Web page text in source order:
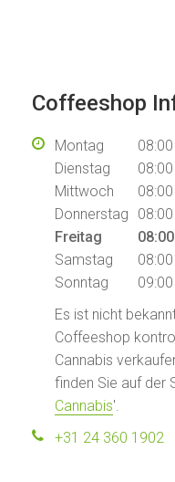
Coffeeshop
Montag
Dienstag
Mittwoch
Donnerstag
Freitag
Samstag
Sonntag
Es ist nicht
Coffeeshop
Cannabis
finden Sie auf der
Cannabis'.
+31 24 360 1902